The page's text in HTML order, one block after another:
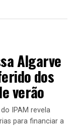
Algarve
dos
verão
IPAM revela
para financiar a